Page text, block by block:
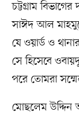
চট্টগ্রাম
সাঈদ আল
যে ওয়ার্ড ও
সে হিসেবে
পরে তোমরা
মোছলেম উদ্দিন